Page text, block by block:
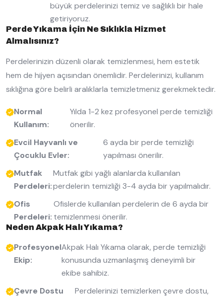
büyük perdelerinizi temiz ve sağlıklı bir hale
getiriyoruz.
Perde Yıkama İçin Ne Sıklıkla Hizmet
Almalısınız?
Perdelerinizin düzenli olarak temizlenmesi, hem estetik
hem de hijyen açısından önemlidir. Perdelerinizi, kullanım
sıklığına göre belirli aralıklarla temizletmeniz gerekmektedir.
Normal
Kullanım:
Yılda 1-2 kez profesyonel perde temizliği
önerilir.
Evcil Hayvanlı ve
Çocuklu Evler:
6 ayda bir perde temizliği
yapılması önerilir.
Mutfak
Perdeleri:
Mutfak gibi yağlı alanlarda kullanılan
perdelerin temizliği 3-4 ayda bir yapılmalıdır.
Ofis
Perdeleri:
Ofislerde kullanılan perdelerin de 6 ayda bir
temizlenmesi önerilir.
Neden Akpak Halı Yıkama?
Profesyonel
Ekip:
Akpak Halı Yıkama olarak, perde temizliği
konusunda uzmanlaşmış deneyimli bir
ekibe sahibiz.
Çevre Dostu
Perdelerinizi temizlerken çevre dostu,